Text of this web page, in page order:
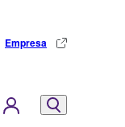
Empresa